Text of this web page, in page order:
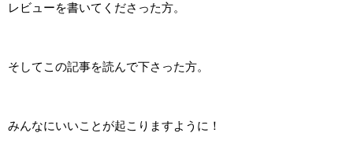
レビューを書いてくださった方。
そしてこの記事を読んで下さった方。
みんなにいいことが起こりますように！